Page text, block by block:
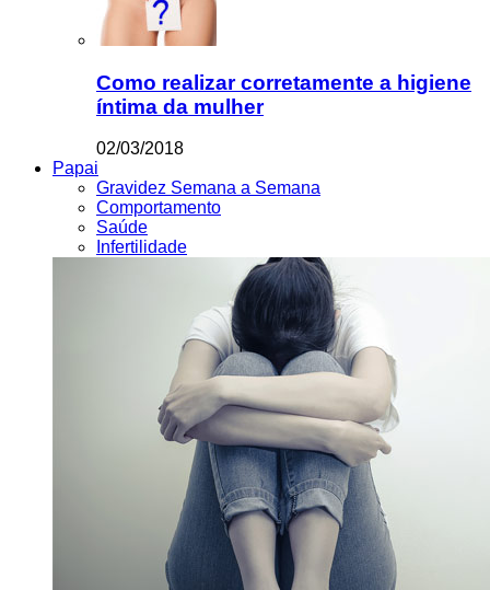
Como realizar corretamente a higiene
íntima da mulher
02/03/2018
Papai
Gravidez Semana a Semana
Comportamento
Saúde
Infertilidade